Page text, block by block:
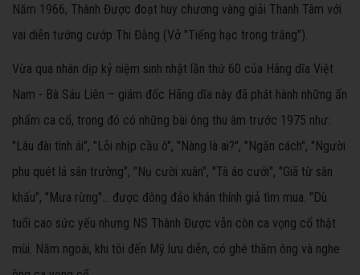
Năm 1966, Thành Được đoạt huy chương vàng giải Thanh Tâm với
vai diễn tướng cướp Thi Đằng (Vở "Tiếng hạc trong trăng").
Vừa qua nhân dịp kỷ niệm sinh nhật lần thứ 60 của Hãng dĩa Việt
Nam - Bà Sáu Liên – giám đốc Hãng dĩa này đã phát hành những ấn
phẩm ca cổ, trong đó có những bài ông thu âm trước 1975 như:
"Lâu đài tình ái", "Lỗi nhịp cầu ô", "Nàng là ai?", "Ngăn cách", "Người
phu quét lá sân trường", "Nụ cười xuân", "Tà áo cưới", "Giã từ sân
khấu", "Mưa rừng"… được đông đảo khán thính giả tìm mua. "Dù
tuổi cao sức yếu nhưng NS Thành Được vẫn còn ca vọng cổ thật
mùi. Năm ngoái, khi tôi đến Mỹ lưu diễn, có ghé thăm ông và nghe